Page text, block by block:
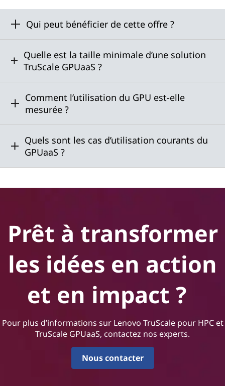
Qui peut bénéficier de cette offre ?
Quelle est la taille minimale d’une solution
TruScale GPUaaS ?
Comment l’utilisation du GPU est-elle
mesurée ?
Quels sont les cas d’utilisation courants du
GPUaaS ?
Prêt à transformer
les idées en action
et en impact ?
Pour plus d’informations sur Lenovo TruScale pour HPC et
TruScale GPUaaS, contactez nos experts.
Nous contacter